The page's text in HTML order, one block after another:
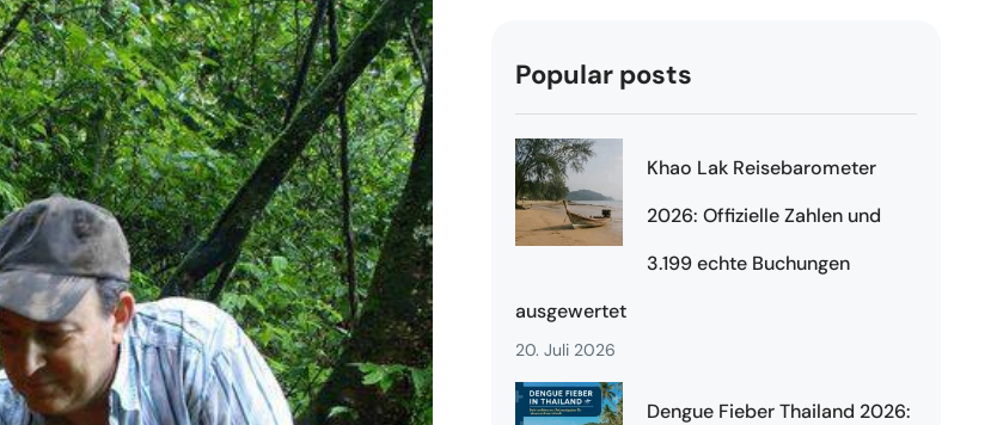
Popular posts
Khao Lak Reisebarometer
2026: Offizielle Zahlen und
3.199 echte Buchungen
ausgewertet
20. Juli 2026
Dengue Fieber Thailand 2026: